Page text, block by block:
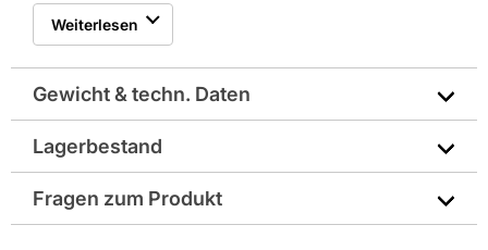
Farbe Weiß gehalten.
Weitere Produkteigenschaften: mit Sicherheits-/
Zerstäuben sowie zur Desinfektion und mit Viton-
Dichtungen
Weiterlesen
Gewicht & techn. Daten
Gewicht pro Verkaufseinheit: 0,4 kg
Material: Kunststoff
Lagerbestand
Fragen zum Produkt